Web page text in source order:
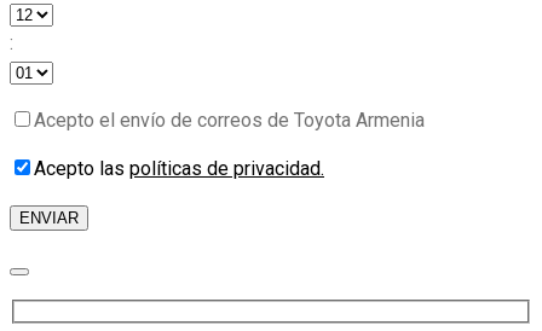
:
Acepto el envío de correos de Toyota Armenia
Acepto las políticas de privacidad.